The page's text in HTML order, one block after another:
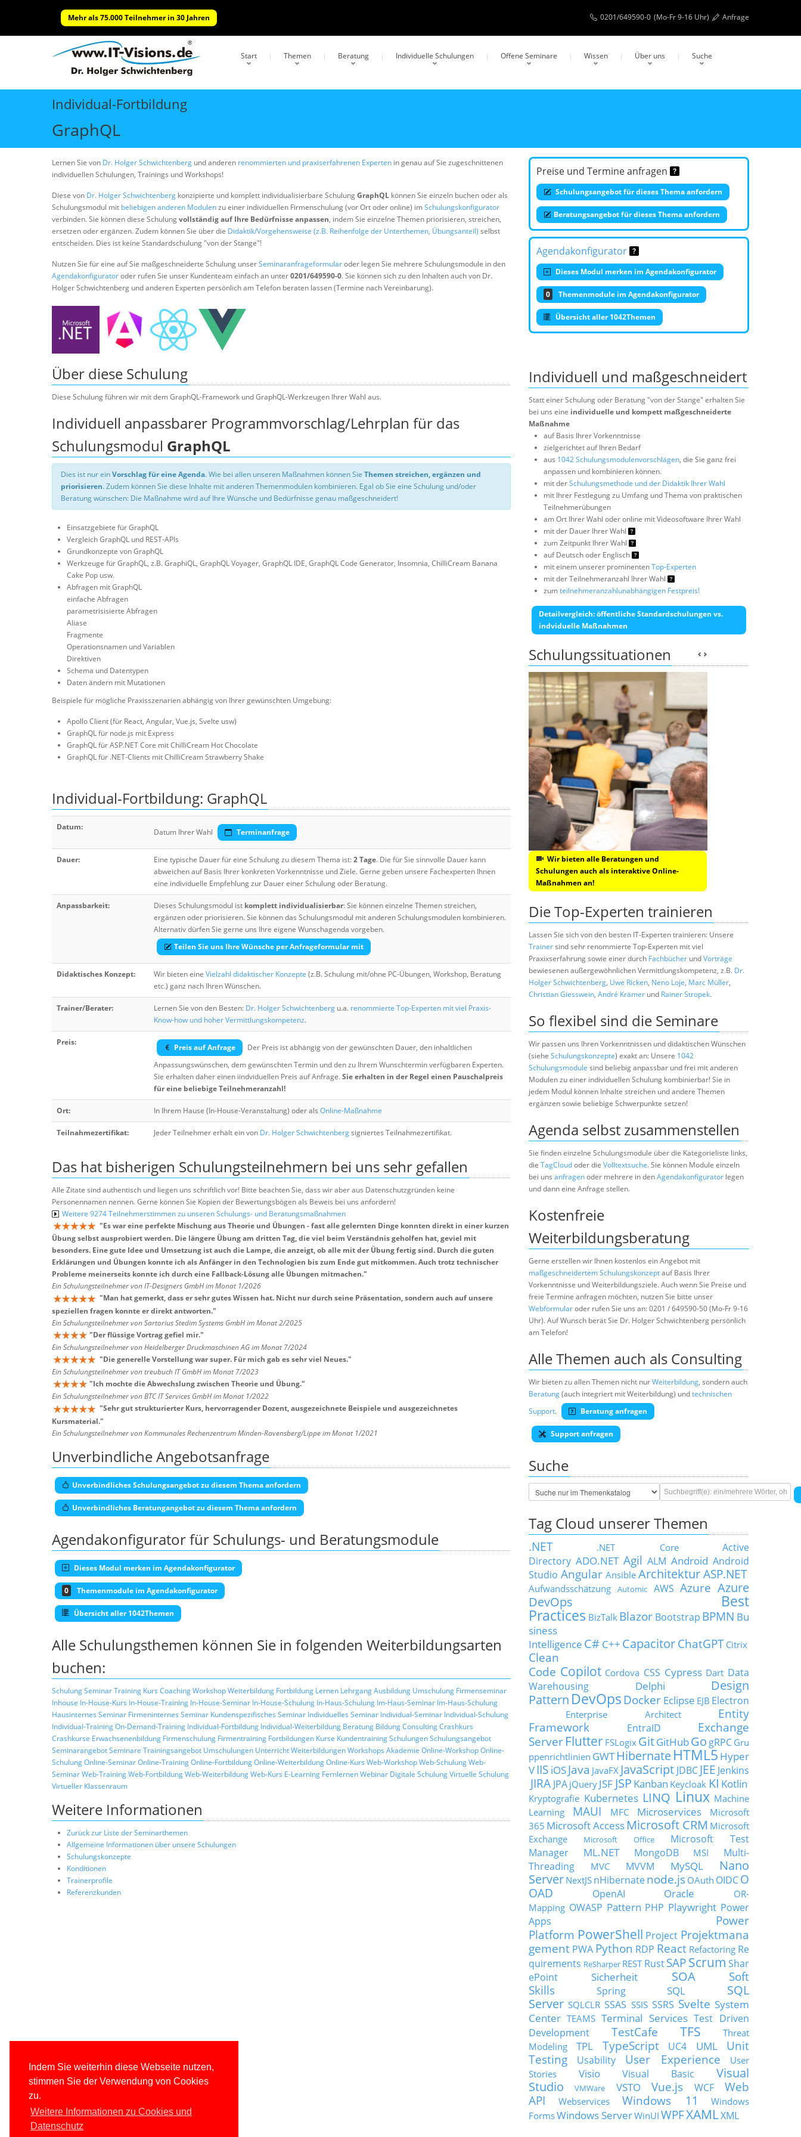
Indem Sie weiterhin diese Webseite nutzen,
stimmen Sie der Verwendung von Cookies
zu.
Weitere Informationen zu Cookies und
Datenschutz
Mehr als 75.000 Teilnehmer in 30 Jahren 0201/649590-0 (Mo-Fr 9-16 Uhr) Anfrage
Start Themen Beratung Individuelle Schulungen Offene Seminare Wissen Über uns Suche
Individual-Fortbildung
GraphQL
Lernen Sie von Dr. Holger Schwichtenberg und anderen renommierten und praxiserfahrenen Experten in genau auf Sie zugeschnittenen
individuellen Schulungen, Trainings und Workshops!
Diese von Dr. Holger Schwichtenberg konzipierte und komplett individualisierbare SchulungGraphQL können Sie einzeln buchen oder als
Schulungsmodul mit beliebigen anderen Modulenzu einer individuellen Firmenschulung (vor Ort oder online) imSchulungskonfigurator
verbinden. Sie können diese Schulungvollständig auf Ihre Bedürfnisse anpassen, indem Sie einzelne Themen priorisieren, streichen,
ersetzen oder ergänzen. Zudem können Sie über die Didaktik/Vorgehensweise (z.B. Reihenfolge der Unterthemen, Übungsanteil) selbst
entscheiden. Dies ist keine Standardschulung "von der Stange"!
Nutzen Sie für eine auf Sie maßgeschneiderte Schulung unserSeminaranfrageformularoder legen Sie mehrere Schulungsmodule in den
Agendakonfiguratoroder rufen Sie unser Kundenteam einfach an unter0201/649590-0. Sie können sich zu den Inhalten auch von Dr.
Holger Schwichtenberg und anderen Experten persönlich am Telefon beraten lassen (Termine nach Vereinbarung).
Preise und Termine anfragen
Schulungsangebot für dieses Thema anfordern
Beratungsangebot für dieses Thema anfordern
Agendakonfigurator
Dieses Modul merken im Agendakonfigurator
0 Themenmodule im Agendakonfigurator
Übersicht aller 1042Themen
Über diese Schulung
Diese Schulung führen wir mit dem GraphQL-Framework und GraphQL-Werkzeugen Ihrer Wahl aus.
Individuell anpassbarer Programmvorschlag/Lehrplan für das
Schulungsmodul GraphQL
Dies ist nur einVorschlag für eine Agenda. Wie bei allen unseren Maßnahmen können Sie Themen streichen, ergänzen und
priorisieren. Zudem können Sie diese Inhalte mit anderen Themenmodulen kombinieren. Egal ob Sie eine Schulung und/oder
Beratung wünschen: Die Maßnahme wird auf Ihre Wünsche und Bedürfnisse genau maßgeschneidert!
Einsatzgebiete für GraphQL
Vergleich GraphQL und REST-APIs
Grundkonzepte von GraphQL
Werkzeuge für GraphQL, z.B. GraphiQL, GraphQL Voyager, GraphQL IDE, GraphQL Code Generator, Insomnia, ChilliCream Banana
Cake Pop usw.
Abfragen mit GraphQL
einfache Abfragen
parametrisisierte Abfragen
Aliase
Fragmente
Operationsnamen und Variablen
Direktiven
Schema und Datentypen
Daten ändern mit Mutationen
Beispiele für mögliche Praxisszenarien abhängig von Ihrer gewünschten Umgebung:
Apollo Client (für React, Angular, Vue.js, Svelte usw)
GraphQL für node.js mit Express
GraphQL für ASP.NET Core mit ChilliCream Hot Chocolate
GraphQL für .NET-Clients mit ChilliCream Strawberry Shake
Individual-Fortbildung: GraphQL
Datum:
Datum Ihrer Wahl Terminanfrage
Dauer: Eine typische Dauer für eine Schulung zu diesem Thema ist:2 Tage. Die für Sie sinnvolle Dauer kann
abweichen auf Basis Ihrer konkreten Vorkenntnisse und Ziele. Gerne geben unsere Fachexperten Ihnen
eine individuelle Empfehlung zur Dauer einer Schulung oder Beratung.
Anpassbarkeit: Dieses Schulungsmodul ist komplett individualisierbar: Sie können einzelne Themen streichen,
ergänzen oder priorisieren. Sie können das Schulungsmodul mit anderen Schulungsmodulen kombinieren.
Alternativ dürfen Sie gerne uns Ihre eigene Wunschagenda vorgeben.
Teilen Sie uns Ihre Wünsche per Anfrageformular mit
Didaktisches Konzept: Wir bieten eine Vielzahl didaktischer Konzepte (z.B. Schulung mit/ohne PC-Übungen, Workshop, Beratung
etc.) ganz nach Ihren Wünschen.
Trainer/Berater: Lernen Sie von den Besten: Dr. Holger Schwichtenberg u.a. renommierte Top-Experten mit viel Praxis-
Know-how und hoher Vermittlungskompetenz.
Preis:
Preis auf Anfrage
Der Preis ist abhängig von der gewünschten Dauer, den inhaltlichen
Anpassungswünschen, dem gewünschten Termin und den zu Ihrem Wunschtermin verfügbaren Experten.
Sie erhalten daher einen iindviduellen Preis auf Anfrage.Sie erhalten in der Regel einen Pauschalpreis
für eine beliebige Teilnehmeranzahl!
Ort: In Ihrem Hause (In-House-Veranstaltung) oder als Online-Maßnahme
Teilnahmezertifikat: Jeder Teilnehmer erhält ein von Dr. Holger Schwichtenbergsigniertes Teilnahmezertifikat.
Das hat bisherigen Schulungsteilnehmern bei uns sehr gefallen
Alle Zitate sind authentisch und liegen uns schriftlich vor! Bitte beachten Sie, dass wir aber aus Datenschutzgründen keine
Personennamen nennen. Gerne können Sie Kopien der Bewertungsbögen als Beweis bei uns anfordern!
Weitere 9274 Teilnehmerstimmen zu unseren Schulungs- und Beratungsmaßnahmen
"Es war eine perfekte Mischung aus Theorie und Übungen - fast alle gelernten Dinge konnten direkt in einer kurzen
Übung selbst ausprobiert werden. Die längere Übung am dritten Tag, die viel beim Verständnis geholfen hat, geviel mit
besonders. Eine gute Idee und Umsetzung ist auch die Lampe, die anzeigt, ob alle mit der Übung fertig sind. Durch die guten
Erklärungen und Übungen konnte ich als Anfänger in den Technologien bis zum Ende gut mitkommen. Auch trotz technischer
Probleme meinerseits konnte ich durch eine Fallback-Lösung alle Übungen mitmachen."
Ein Schulungsteilnehmer von IT-Designers GmbH im Monat 1/2026
"Man hat gemerkt, dass er sehr gutes Wissen hat. Nicht nur durch seine Präsentation, sondern auch auf unsere
speziellen fragen konnte er direkt antworten."
Ein Schulungsteilnehmer von Sartorius Stedim Systems GmbH im Monat 2/2025
"Der flüssige Vortrag gefiel mir."
Ein Schulungsteilnehmer von Heidelberger Druckmaschinen AG im Monat 7/2024
"Die generelle Vorstellung war super. Für mich gab es sehr viel Neues."
Ein Schulungsteilnehmer von treubuch IT GmbH im Monat 7/2023
"Ich mochte die Abwechslung zwischen Theorie und Übung."
Ein Schulungsteilnehmer von BTC IT Services GmbH im Monat 1/2022
"Sehr gut strukturierter Kurs, hervorragender Dozent, ausgezeichnete Beispiele und ausgezeichnetes
Kursmaterial."
Ein Schulungsteilnehmer von Kommunales Rechenzentrum Minden-Ravensberg/Lippe im Monat 1/2021
Unverbindliche Angebotsanfrage
Unverbindliches Schulungsangebot zu diesem Thema anfordern
Unverbindliches Beratungangebot zu diesem Thema anfordern
Agendakonfigurator für Schulungs- und Beratungsmodule
Dieses Modul merken im Agendakonfigurator
0 Themenmodule im Agendakonfigurator
Übersicht aller 1042Themen
Alle Schulungsthemen können Sie in folgenden Weiterbildungsarten
buchen:
SchulungSeminarTraining Kurs CoachingWorkshopWeiterbildung Fortbildung Lernen LehrgangAusbildung Umschulung Firmenseminar
Inhouse In-House-Kurs In-House-Training In-House-Seminar In-House-Schulung In-Haus-Schulung Im-Haus-Seminar Im-Haus-Schulung
Hausinternes Seminar Firmeninternes Seminar Kundenspezifisches Seminar Individuelles Seminar Individual-Seminar Individual-Schulung
Individual-TrainingOn-Demand-Training Individual-Fortbildung Individual-Weiterbildung Beratung BildungConsultingCrashkurs
Crashkurse Erwachsenenbildung Firmenschulung Firmentraining Fortbildungen Kurse KundentrainingSchulungenSchulungsangebot
SeminarangebotSeminare Trainingsangebot Umschulungen UnterrichtWeiterbildungenWorkshops Akademie Online-WorkshopOnline-
SchulungOnline-SeminarOnline-TrainingOnline-FortbildungOnline-WeiterbildungOnline-Kurs Web-WorkshopWeb-SchulungWeb-
SeminarWeb-TrainingWeb-FortbildungWeb-WeiterbildungWeb-Kurs E-Learning FernlernenWebinar Digitale SchulungVirtuelle Schulung
Virtueller Klassenraum
Weitere Informationen
Zurück zur Liste der Seminarthemen
Allgemeine Informationen über unsere Schulungen
Schulungskonzepte
Konditionen
Trainerprofile
Referenzkunden
Individuell und maßgeschneidert
Statt einer Schulung oder Beratung "von der Stange" erhalten Sie
bei uns eine individuelle und kompett maßgeschneiderte
Maßnahme
auf Basis Ihrer Vorkenntnisse
zielgerichtet auf Ihren Bedarf
aus 1042 Schulungsmodulenvorschlägen, die Sie ganz frei
anpassen und kombinieren können.
mit derSchulungsmethode und der Didaktik Ihrer Wahl
mit Ihrer Festlegung zu Umfang und Thema von praktischen
Teilnehmerübungen
am Ort Ihrer Wahl oder online mit Videosoftware Ihrer Wahl
mit der Dauer Ihrer Wahl
zum Zeitpunkt Ihrer Wahl
auf Deutsch oder Englisch
mit einem unserer prominentenTop-Experten
mit der Teilnehmeranzahl Ihrer Wahl
zumteilnehmeranzahlunabhängigen Festpreis!
Detailvergleich: öffentliche Standardschulungen vs.
indviduelle Maßnahmen
Schulungssituationen
Wir bieten alle Beratungen und
Schulungen auch als interaktive Online-
Maßnahmen an!
Die Top-Experten trainieren
Lassen Sie sich von den besten IT-Experten trainieren: Unsere
Trainersind sehr renommierte Top-Experten mit viel
Praxixserfahrung sowie einer durch Fachbücher undVorträge
bewiesenen außergewöhnlichen Vermittlungskompetenz, z.B. Dr.
Holger Schwichtenberg, Uwe Ricken, Neno Loje, Marc Müller,
Christian Giesswein, André Krämer und Rainer Stropek.
So flexibel sind die Seminare
Wir passen uns Ihren Vorkenntnissen und didaktischen Wünschen
(siehe Schulungskonzepte) exakt an: Unsere 1042
Schulungsmodule sind beliebig anpassbar und frei mit anderen
Modulen zu einer individuellen Schulung kombinierbar! Sie in
jedem Modul können Inhalte streichen und andere Themen
ergänzen sowie beliebige Schwerpunkte setzen!
Agenda selbst zusammenstellen
Sie finden einzelne Schulungsmodule über die Kategorieliste links,
die TagCloudoder die Volltextsuche. Sie können Module einzeln
bei uns anfragenoder mehrere in denAgendakonfigurator legen
und dann eine Anfrage stellen.
Kostenfreie
Weiterbildungsberatung
Gerne erstellen wir Ihnen kostenlos ein Angebot mit
maßgeschneidertem Schulungskonzeptauf Basis Ihrer
Vorkenntnisse und Weiterbildungsziele. Auch wenn Sie Preise und
freie Termine anfragen möchten, nutzen Sie bitte unser
Webformularoder rufen Sie uns an: 0201 / 649590-50 (Mo-Fr 9-16
Uhr). Auf Wunsch berät Sie Dr. Holger Schwichtenberg persönlich
am Telefon!
Alle Themen auch als Consulting
Wir bieten zu allen Themen nicht nurWeiterbildung, sondern auch
Beratung(auch integriert mit Weiterbildung) undtechnischen
Support. Beratung anfragen
Support anfragen
Suche
Tag Cloud unserer Themen
.NET .NET Core
Active
Directory ADO.NET Agil ALM Android Android
Studio Angular Ansible Architektur ASP.NET
Aufwandsschätzung Automic AWS Azure Azure
DevOps
Best
Practices BizTalk Blazor Bootstrap BPMN Bu
siness
Intelligence C# C++ Capacitor ChatGPT Citrix
Clean
Code Copilot Cordova CSS Cypress Dart Data
Warehousing
Delphi
Design
Pattern DevOps Docker Eclipse EJB Electron
Enterprise Architect
Entity
Framework
EntraID
Exchange
Server Flutter FSLogix GitGitHubGo gRPC Gru
ppenrichtlinien GWT HibernateHTML5 Hyper
VIIS iOSJava JavaFX JavaScript JDBC JEE Jenkins
JIRA JPA jQuery JSF JSP Kanban Keycloak KI Kotlin
Kryptografie Kubernetes LINQ Linux Machine
Learning
MAUI MFC Microservices
Microsoft
365 Microsoft Access Microsoft CRM Microsoft
Exchange
Microsoft Office
Microsoft Test
Manager
ML.NET MongoDB MSI
Multi-
Threading
MVC MVVM MySQL
Nano
Server NextJS nHibernatenode.js OAuth OIDCO
OAD
OpenAI Oracle
OR-
Mapping OWASP Pattern PHP Playwright Power
Apps
Power
Platform PowerShell Project Projektmana
gement PWA Python RDP React Refactoring Re
quirements ReSharper REST Rust SAP Scrum Shar
ePoint
Sicherheit SOA
Soft
Skills
Spring SQL
SQL
Server SQLCLR SSAS SSIS SSRS Svelte System
Center TEAMS Terminal Services Test Driven
Development
TestCafe TFS
Threat
Modeling
TPL TypeScript UC4 UML
Unit
Testing
Usability User Experience
User
Stories
Visio Visual Basic
Visual
Studio
VMWare VSTO Vue.js WCF
Web
API
Webservices Windows 11
Windows
FormsWindows ServerWinUI WPFXAMLXML